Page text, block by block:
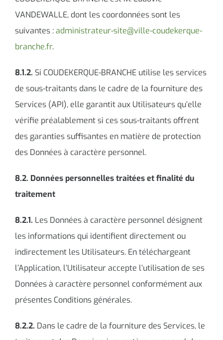
VANDEWALLE, dont les coordonnées sont les
suivantes :administrateur-site@ville-coudekerque-
branche.fr.
8.1.2. Si COUDEKERQUE-BRANCHE utilise les services
de sous-traitants dans le cadre de la fourniture des
Services (API), elle garantit aux Utilisateurs qu’elle
vérifie préalablement si ces sous-traitants offrent
des garanties suffisantes en matière de protection
des Données à caractère personnel.
8.2. Données personnelles traitées et finalité du
traitement
8.2.1. Les Données à caractère personnel désignent
les informations qui identifient directement ou
indirectement les Utilisateurs. En téléchargeant
l’Application, l’Utilisateur accepte l’utilisation de ses
Données à caractère personnel conformément aux
présentes Conditions générales.
8.2.2. Dans le cadre de la fourniture des Services, le